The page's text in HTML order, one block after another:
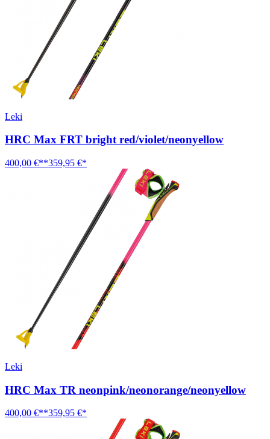
Leki
HRC Max FRT bright red/violet/neonyellow
400,00 €**359,95 €*
Leki
HRC Max TR neonpink/neonorange/neonyellow
400,00 €**359,95 €*